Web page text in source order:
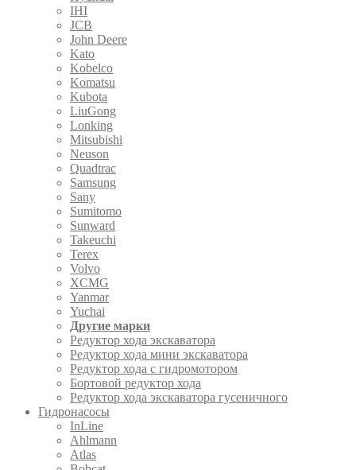
IHI
JCB
John Deere
Kato
Kobelco
Komatsu
Kubota
LiuGong
Lonking
Mitsubishi
Neuson
Quadtrac
Samsung
Sany
Sumitomo
Sunward
Takeuchi
Terex
Volvo
XCMG
Yanmar
Yuchai
Другие марки
Редуктор хода экскаватора
Редуктор хода мини экскаватора
Редуктор хода с гидромотором
Бортовой редуктор хода
Редуктор хода экскаватора гусеничного
Гидронасосы
InLine
Ahlmann
Atlas